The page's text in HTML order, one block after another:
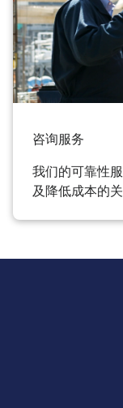
咨询服务
我们的可靠性
及降低成本的关